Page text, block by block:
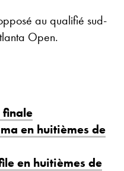
au qualifié sud-
Open.
finale
en huitièmes de
en huitièmes de